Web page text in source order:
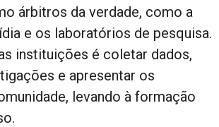
árbitros da verdade, como a
e os laboratórios de pesquisa.
instituições é coletar dados,
e apresentar os
levando à formação